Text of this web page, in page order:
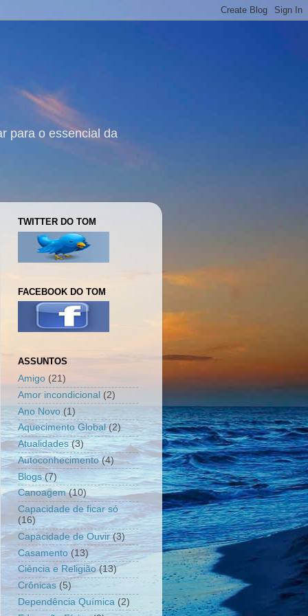
para o essencial da
TWITTER DO TOM
FACEBOOK DO TOM
ASSUNTOS
Amigo (21)
Amor incondicional (2)
Ano Novo (1)
Aquecimento Global (2)
Atualidades (3)
Autoconhecimento (4)
Blogs (7)
Canoagem (10)
Capacidade de ficar só
(16)
Capacidade de Ouvir (3)
Casamento (13)
Ciência e Religião (13)
Crônicas (5)
Dependência Química (2)